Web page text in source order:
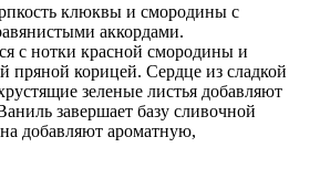
клюквы и смородины с
аккордами.
с нотки красной смородины и
пряной корицей. Сердце из сладкой
зеленые листья добавляют
завершает базу сливочной
добавляют ароматную,